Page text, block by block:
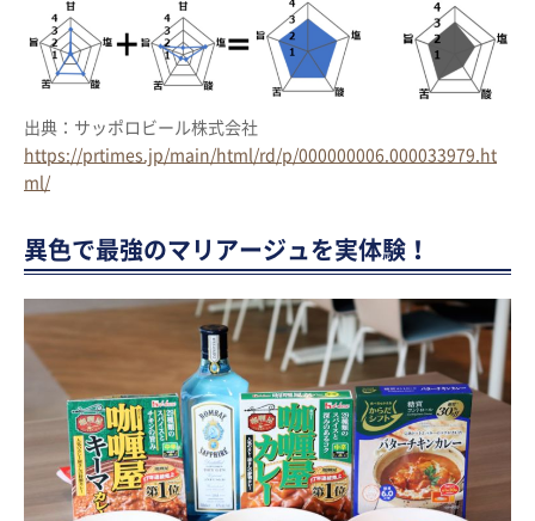
出典：サッポロビール株式会社
https://prtimes.jp/main/html/rd/p/000000006.000033979.ht
ml/
異色で最強のマリアージュを実体験！